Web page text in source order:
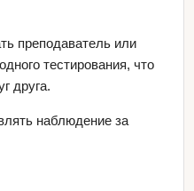
преподаватель или
тестирования, что
друга.
наблюдение за